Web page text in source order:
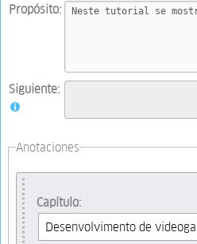
Propósito:
Siguiente:
Anotaciones
Capítulo: